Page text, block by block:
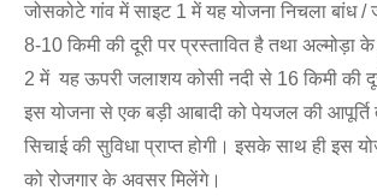
जोसकोटे गांव में साइट 1 में यह योजना निचला बांध
8-10 किमी की दूरी पर प्रस्तावित है तथा अल्मोड़ा
2 में यह ऊपरी जलाशय कोसी नदी से 16 किमी की
इस योजना से एक बड़ी आबादी को पेयजल की आपूर्ति
सिचाई की सुविधा प्राप्त होगी। इसके साथ ही इस
को रोजगार के अवसर मिलेंगे।